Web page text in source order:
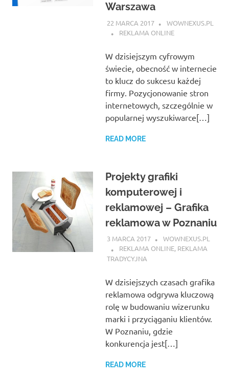
Warszawa
22 MARCA 2017
WOWNEXUS.PL
REKLAMA ONLINE
W dzisiejszym cyfrowym
świecie, obecność w internecie
to klucz do sukcesu każdej
firmy. Pozycjonowanie stron
internetowych, szczególnie w
popularnej wyszukiwarce[…]
READ MORE
Projekty grafiki
komputerowej i
reklamowej – Grafika
reklamowa w Poznaniu
3 MARCA 2017
WOWNEXUS.PL
REKLAMA ONLINE, REKLAMA
TRADYCYJNA
W dzisiejszych czasach grafika
reklamowa odgrywa kluczową
rolę w budowaniu wizerunku
marki i przyciąganiu klientów.
W Poznaniu, gdzie
konkurencja jest[…]
READ MORE